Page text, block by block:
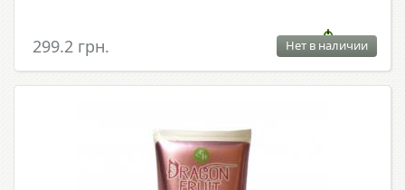
299.2 грн. Нет в наличии